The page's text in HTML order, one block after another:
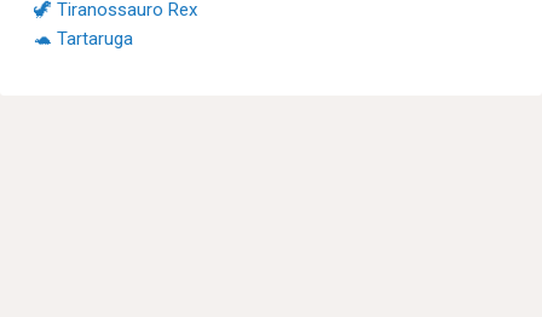
🦖 Tiranossauro Rex
🐢 Tartaruga